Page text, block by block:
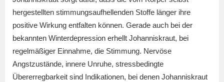
hergestellten stimmungsaufhellenden Stoffe länger ihre
positive Wirkung entfalten können. Gerade auch bei der
bekannten Winterdepression erhellt Johanniskraut, bei
regelmäßiger Einnahme, die Stimmung. Nervöse
Angstzustände, innere Unruhe, stressbedingte
Übererregbarkeit sind Indikationen, bei denen Johanniskraut